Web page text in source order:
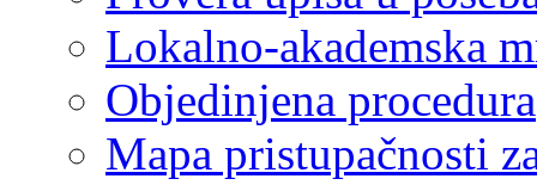
Lokalno-akademska
Objedinjena procedura
Mapa pristupačnosti